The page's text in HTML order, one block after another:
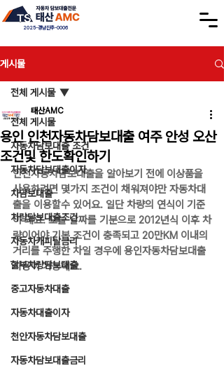
2025-경남진주-0006
게시물
전체 게시물
자동차담보대출 조건
자동차담보대출이자
차담보대출
차량담보대출조건
자동차캐피탈금리
할부차량담보대출
중고자동차대출
자동차대출이자
천안자동차담보대출
자동차담보대출금리
전체 게시물
용인 인천자동차담보대출 여주 안성 오산
조건및 한도확인하기
태산AMC
인천자동차담보대출을 알아보기 전에 이상품을
사용하려면 몇가지 조건이 채워져야만 자동차대
출을 이용할수 있어요. 일단 차량의 연식이 기준
이 돼요. 오늘 날짜를 기분으로 2012년식 이후 차
량이어야 기본 조건이 충족되고 20만KM 이내의
거리를 주행한 차일 경우에 용인자동차담보대출
사용이 가능해요.